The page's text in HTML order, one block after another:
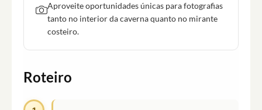
Aproveite oportunidades únicas para fotografias
tanto no interior da caverna quanto no mirante
costeiro.
Roteiro